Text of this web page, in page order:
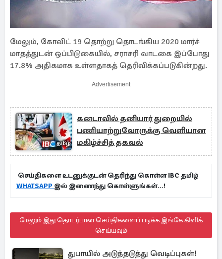
மேலும், கோவிட் 19 தொற்று தொடங்கிய 2020 மார்ச்
மாதத்துடன் ஒப்பிடுகையில், சராசரி வாடகை இப்போது
17.8% அதிகமாக உள்ளதாகத் தெரிவிக்கப்படுகின்றது.
Advertisement
கனடாவில் தனியார் துறையில்
பணியாற்றுவோருக்கு வெளியான
மகிழ்ச்சித் தகவல்
செய்திகளை உடனுக்குடன் தெரிந்து கொள்ள IBC தமிழ்
WHATSAPP இல் இணைந்து கொள்ளுங்கள்...!
மேலும் இது தொடர்பான செய்திகளைப் படிக்க இங்கே கிளிக்
செய்யவும்
துபாயில் அடுத்தடுத்து வெடிப்புகள்!